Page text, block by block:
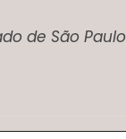
de São Paulo